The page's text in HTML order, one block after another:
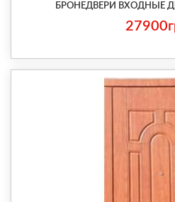
БРОНЕДВЕРИ ВХОДНЫЕ